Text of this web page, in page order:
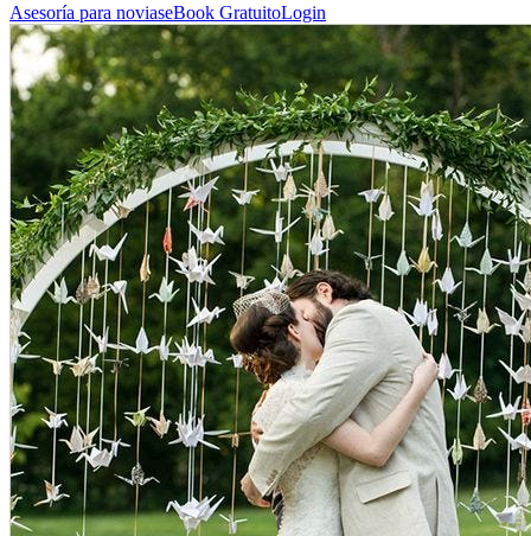
Asesoría para noviaseBook GratuitoLogin